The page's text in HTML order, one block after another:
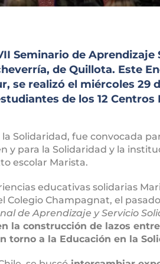
Seminario de Aprendizaje
de Quillota. Este
se realizó el miércoles 29
de los 12 Centros
Solidaridad, fue convocada
y para la Solidaridad y la
escolar Marista.
educativas solidarias
Colegio Champagnat, el
de Aprendizaje y Servicio
la construcción de lazos
torno a la Educación en la